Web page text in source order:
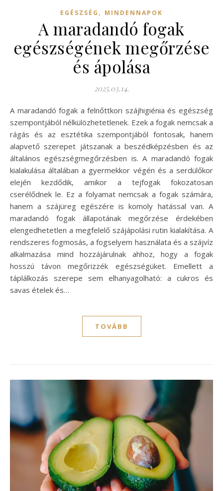
EGÉSZSÉG , MINDENNAPOK
A maradandó fogak
egészségének megőrzése
és ápolása
2025.03.14.
A maradandó fogak a felnőttkori szájhigiénia és egészség
szempontjából nélkülözhetetlenek. Ezek a fogak nemcsak a
rágás és az esztétika szempontjából fontosak, hanem
alapvető szerepet játszanak a beszédképzésben és az
általános egészségmegőrzésben is. A maradandó fogak
kialakulása általában a gyermekkor végén és a serdülőkor
elején kezdődik, amikor a tejfogak fokozatosan
cserélődnek le. Ez a folyamat nemcsak a fogak számára,
hanem a szájüreg egészére is komoly hatással van. A
maradandó fogak állapotának megőrzése érdekében
elengedhetetlen a megfelelő szájápolási rutin kialakítása. A
rendszeres fogmosás, a fogselyem használata és a szájvíz
alkalmazása mind hozzájárulnak ahhoz, hogy a fogak
hosszú távon megőrizzék egészségüket. Emellett a
táplálkozás szerepe sem elhanyagolható: a cukros és
savas ételek és…
TOVÁBB